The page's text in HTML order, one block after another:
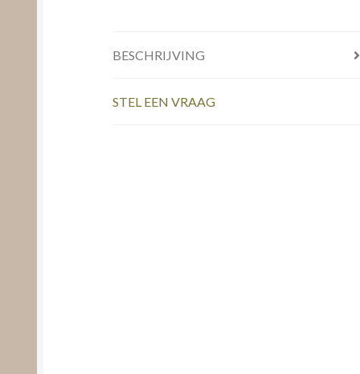
BESCHRIJVING
STEL EEN VRAAG